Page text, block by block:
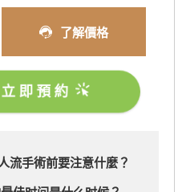
了解價格
即預約
流手術前要注意什麼？